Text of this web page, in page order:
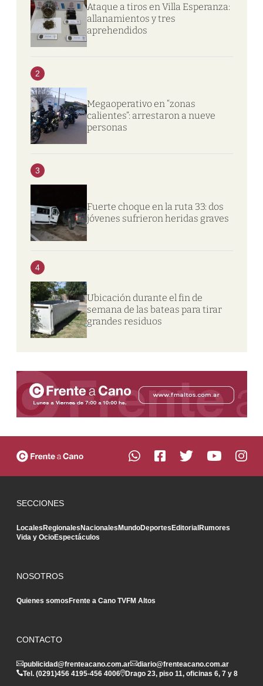
Ataque a tiros en Villa Esperanza:
allanamientos y tres
aprehendidos
2
Megaoperativo en “zonas
calientes”: arrestaron a nueve
personas
3
Fuerte choque en la ruta 33: dos
jóvenes sufrieron heridas graves
4
Ubicación durante el fin de
semana de las bateas para tirar
grandes residuos
SECCIONES
LocalesRegionalesNacionalesMundoDeportesEditorialRumores
Vida y OcioEspectáculos
NOSOTROS
Quienes somosFrente a Cano TVFM Altos
CONTACTO
publicidad@frenteacano.com.ar
diario@frenteacano.com.ar
Tel. (0291)456 4195-456 4006 Drago 23, piso 11, oficinas 6, 7 y 8